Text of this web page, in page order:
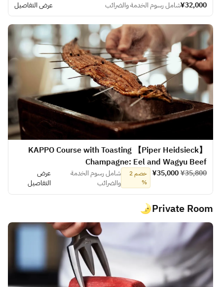
¥32,000شامل رسوم الخدمة والضرائب عرض التفاصيل
【Piper Heidsieck】 KAPPO Course with Toasting
Champagne: Eel and Wagyu Beef
¥35,800
¥35,000
خصم 2
%
شامل رسوم الخدمة
والضرائب
عرض
التفاصيل
Private Room🌛